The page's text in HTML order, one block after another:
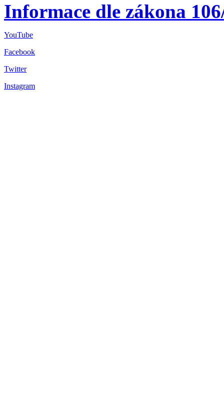
Informace dle zákona
YouTube
Facebook
Twitter
Instagram